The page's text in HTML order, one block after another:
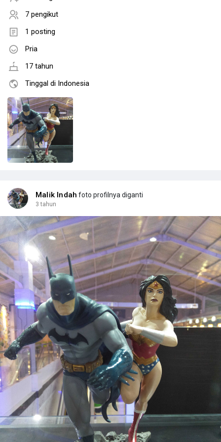
7 pengikut
1 posting
Pria
17 tahun
Tinggal di Indonesia
Malik Indah foto profilnya diganti
3 tahun